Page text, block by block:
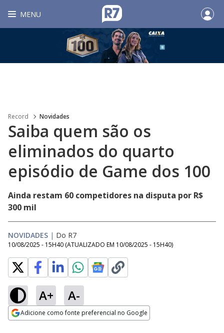
MENU
Record Novidades
Saiba quem são os
eliminados do quarto
episódio de Game dos 100
Ainda restam 60 competidores na disputa por R$
300 mil
NOVIDADES | Do R7
10/08/2025 - 15H40 (ATUALIZADO EM 10/08/2025 - 15H40)
A+ A-
Adicione como fonte preferencial no Google